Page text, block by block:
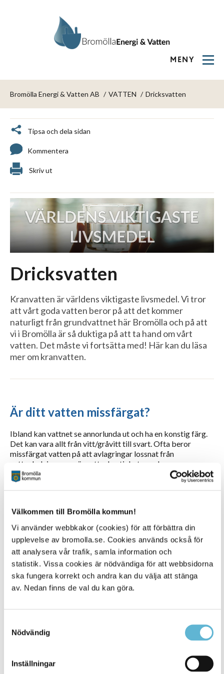
Välkommen till Bromölla kommun!
Vi använder webbkakor (cookies) för att förbättra din
upplevelse av bromolla.se. Cookies används också för
att analysera vår trafik, samla information och
statistik. Vissa cookies är nödvändiga för att webbsidorna
ska fungera korrekt och andra kan du välja att stänga
av. Nedan finns de val du kan göra.
Nödvändig
Inställningar
MENY
Bromölla Energi & Vatten AB VATTEN Dricksvatten
Tipsa och dela sidan
Kommentera
Skriv ut
Dricksvatten
Kranvatten är världens viktigaste livsmedel. Vi tror
att vårt goda vatten beror på att det kommer
naturligt från grundvattnet här Bromölla och på att
vi i Bromölla är så duktiga på att ta hand om vårt
vatten. Det måste vi fortsätta med! Här kan du läsa
mer om kranvatten.
Är ditt vatten missfärgat?
Ibland kan vattnet se annorlunda ut och ha en konstig färg.
Det kan vara allt från vitt/gråvitt till svart. Ofta beror
missfärgat vatten på att avlagringar lossnat från
vattenledningarna när vattenhastigheten och
strömningsriktningen ändrats, till exempel vid läckage eller
när vattnet stängs av under en reparation.
Oftast räcker det med att öppna en kran och spola
ordentligt tills vattnet blir klart. Det kan vara en god idé att
prata med grannarna och se efter om de har samma
problem.
Om vattnet är missfärgat bör du undvika att tvätta
vittvätt. Kontakta oss om vattnet är missfärgat även efter
en stunds spolning.
Om vattnet är brunaktigt kan rost följa med vattnet från
ledningarna. En anledning kan till exempel vara att ett
hälsan, men ser inte trevligt ut. Oftast räcker det med att
öppna en kran och spola ordentligt tills vattnet återfår sin